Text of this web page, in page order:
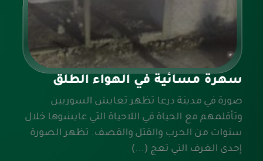
سهرة مسائية في الهواء الطلق
صورة في مدينة درعا تظهر تعايش السوريين
وتأقلمهم مع الحياة في اللاحياة التي عايشوها خلال
سنوات من الحرب والقتل والقصف. تظهر الصورة
إحدى الغرف التي تعج (...)